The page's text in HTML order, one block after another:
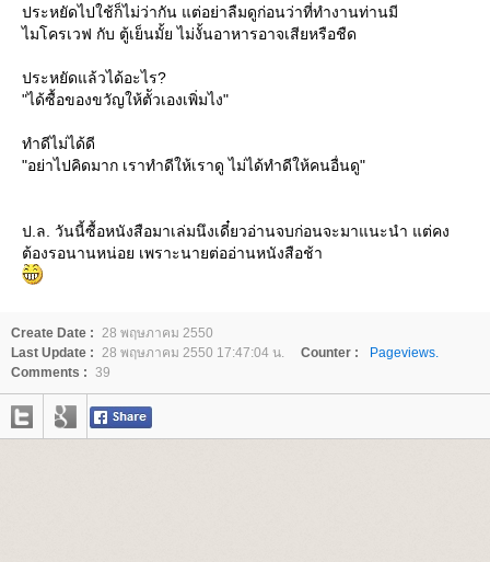
ประหยัดไปใช้ก็ไม่ว่ากัน แต่อย่าลืมดูก่อนว่าที่ทำงานท่านมี
ไมโครเวฟ กับ ตู้เย็นมั้ย ไม่งั้นอาหารอาจเสียหรือชืด
ประหยัดแล้วได้อะไร?
"ได้ซื้อของขวัญให้ตััวเองเพิ่มไง"
ทำดีไม่ได้ดี
"อย่าไปคิดมาก เราทำดีให้เราดู ไม่ได้ทำดีให้คนอื่นดู"
ป.ล. วันนี้ซื้อหนังสือมาเล่มนึงเดี๋ยวอ่านจบก่อนจะมาแนะนำ แต่คง
ต้องรอนานหน่อย เพราะนายต่ออ่านหนังสือช้า
Create Date : 28 พฤษภาคม 2550
Last Update : 28 พฤษภาคม 2550 17:47:04 น. Counter :
Pageviews.
Comments : 39